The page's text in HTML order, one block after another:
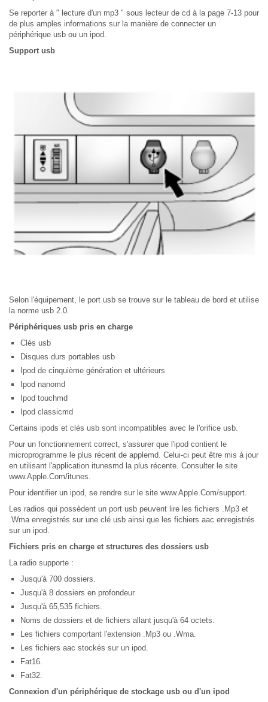
Se reporter à " lecture d'un mp3 " sous lecteur de cd à la page 7-13 pour
de plus amples informations sur la manière de connecter un
périphérique usb ou un ipod.
Support usb
Selon l'équipement, le port usb se trouve sur le tableau de bord et utilise
la norme usb 2.0.
Périphériques usb pris en charge
Clés usb
Disques durs portables usb
Ipod de cinquième génération et ultérieurs
Ipod nanomd
Ipod touchmd
Ipod classicmd
Certains ipods et clés usb sont incompatibles avec le l'orifice usb.
Pour un fonctionnement correct, s'assurer que l'ipod contient le
microprogramme le plus récent de applemd. Celui-ci peut être mis à jour
en utilisant l'application itunesmd la plus récente. Consulter le site
www.Apple.Com/itunes.
Pour identifier un ipod, se rendre sur le site www.Apple.Com/support.
Les radios qui possèdent un port usb peuvent lire les fichiers .Mp3 et
.Wma enregistrés sur une clé usb ainsi que les fichiers aac enregistrés
sur un ipod.
Fichiers pris en charge et structures des dossiers usb
La radio supporte :
Jusqu'à 700 dossiers.
Jusqu'à 8 dossiers en profondeur
Jusqu'à 65,535 fichiers.
Noms de dossiers et de fichiers allant jusqu'à 64 octets.
Les fichiers comportant l'extension .Mp3 ou .Wma.
Les fichiers aac stockés sur un ipod.
Fat16.
Fat32.
Connexion d'un périphérique de stockage usb ou d'un ipod